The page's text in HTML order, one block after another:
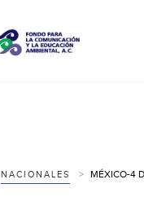
NACIONALES